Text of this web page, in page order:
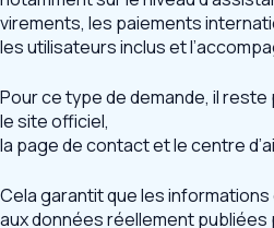
virements, les paiements
les utilisateurs inclus et
Pour ce type de demande, il
le site officiel,
la page de contact et le centre
Cela garantit que les
aux données réellement publiées